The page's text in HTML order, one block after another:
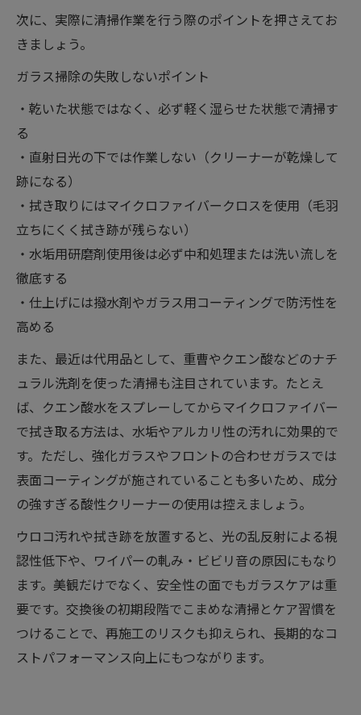
次に、実際に清掃作業を行う際のポイントを押さえてお
きましょう。
ガラス掃除の失敗しないポイント
・乾いた状態ではなく、必ず軽く湿らせた状態で清掃す
る
・直射日光の下では作業しない（クリーナーが乾燥して
跡になる）
・拭き取りにはマイクロファイバークロスを使用（毛羽
立ちにくく拭き跡が残らない）
・水垢用研磨剤使用後は必ず中和処理または洗い流しを
徹底する
・仕上げには撥水剤やガラス用コーティングで防汚性を
高める
また、最近は代用品として、重曹やクエン酸などのナチ
ュラル洗剤を使った清掃も注目されています。たとえ
ば、クエン酸水をスプレーしてからマイクロファイバー
で拭き取る方法は、水垢やアルカリ性の汚れに効果的で
す。ただし、強化ガラスやフロントの合わせガラスでは
表面コーティングが施されていることも多いため、成分
の強すぎる酸性クリーナーの使用は控えましょう。
ウロコ汚れや拭き跡を放置すると、光の乱反射による視
認性低下や、ワイパーの軋み・ビビリ音の原因にもなり
ます。美観だけでなく、安全性の面でもガラスケアは重
要です。交換後の初期段階でこまめな清掃とケア習慣を
つけることで、再施工のリスクも抑えられ、長期的なコ
ストパフォーマンス向上にもつながります。